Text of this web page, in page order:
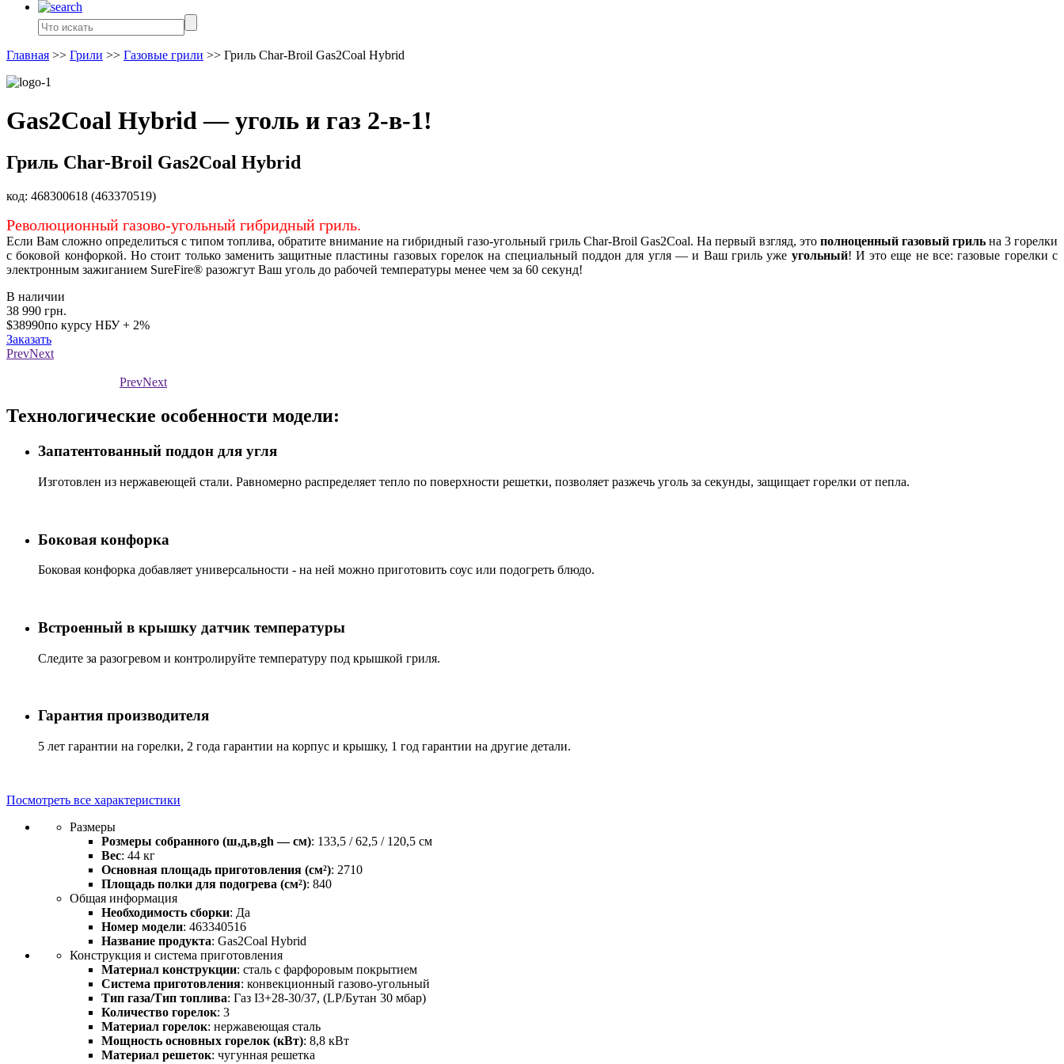
Главная >> Грили >> Газовые грили >> Гриль Char-Broil Gas2Coal Hybrid
Gas2Coal Hybrid — уголь и газ 2-в-1!
Гриль Char-Broil Gas2Coal Hybrid
код: 468300618 (463370519)
Революционный газово-угольный гибридный гриль.
Если Вам сложно определиться с типом топлива, обратите внимание на гибридный газо-угольный гриль Char-Broil Gas2Coal. На первый взгляд, это полноценный газовый гриль на 3 горелки
с боковой конфоркой. Но стоит только заменить защитные пластины газовых горелок на специальный поддон для угля — и Ваш гриль уже угольный! И это еще не все: газовые горелки с
электронным зажиганием SureFire® разожгут Ваш уголь до рабочей температуры менее чем за 60 секунд!
В наличии
38 990 грн.
$38990по курсу НБУ + 2%
Заказать
PrevNext
PrevNext
Технологические особенности модели:
Запатентованный поддон для угля
Изготовлен из нержавеющей стали. Равномерно распределяет тепло по поверхности решетки, позволяет разжечь уголь за секунды, защищает горелки от пепла.
Боковая конфорка
Боковая конфорка добавляет универсальности - на ней можно приготовить соус или подогреть блюдо.
Встроенный в крышку датчик температуры
Следите за разогревом и контролируйте температуру под крышкой гриля.
Гарантия производителя
5 лет гарантии на горелки, 2 года гарантии на корпус и крышку, 1 год гарантии на другие детали.
Посмотреть все характеристики
Размеры
Розмеры собранного (ш,д,в,gh — см): 133,5 / 62,5 / 120,5 см
Вес: 44 кг
Основная площадь приготовления (см²): 2710
Площадь полки для подогрева (см²): 840
Общая информация
Необходимость сборки: Да
Номер модели: 463340516
Название продукта: Gas2Coal Hybrid
Конструкция и система приготовления
Материал конструкции: сталь с фарфоровым покрытием
Система приготовления: конвекционный газово-угольный
Тип газа/Тип топлива: Газ I3+28-30/37, (LP/Бутан 30 мбар)
Количество горелок: 3
Материал горелок: нержавеющая сталь
Мощность основных горелок (кВт): 8,8 кВт
Материал решеток: чугунная решетка